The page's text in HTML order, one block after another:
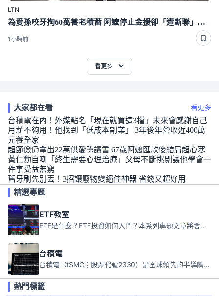
LTN
為愛孫咬牙掏60萬養老積蓄 阿嬤停止金援卻「遭斷聯」下場好心酸
1小時前
看更多
大家都在看 看更多
台積電在內！外媒點名「現在就買這3檔」未來會感謝自己
月薪不夠用！他找到「低成本副業」 3年後年營收近400萬
元養全家
超節儉仍拿出22萬供愛孫讀書 67歲阿嬤匯款後結局超心寒
黃仁勳自嘲「終生需要心理治療」父母不斷挑剔讓他學會一
件事受益無窮
舊牙刷先別丟！3招讓廢物變絕佳神器 省錢又超好用
精選專題
ETF教室
ETF是什麼？ETF投資如何入門？本系列專題文章將會告訴你新手必須知道的ETF基礎知識。
台積電
台積電（tSMC；股票代號2330）是全球領先的半導體代工公司，成立於1987年，總部位於台灣新竹。且已於美國、日本、德國及中國設廠，台積電是全球首家專業積體電路製造服務公司，也是全球最先進和最大規模的半導體代工廠。
熱門標籤